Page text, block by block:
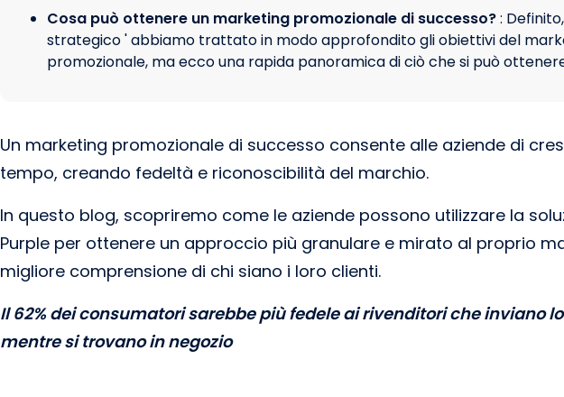
Cosa può ottenere un marketing promozionale di successo?:
strategico ' abbiamo trattato in modo approfondito gli obiettivi del
promozionale, ma ecco una rapida panoramica di ciò che si può
Un marketing promozionale di successo consente alle aziende di
tempo, creando fedeltà e riconoscibilità del marchio.
In questo blog, scopriremo come le aziende possono utilizzare la
Purple per ottenere un approccio più granulare e mirato al proprio
migliore comprensione di chi siano i loro clienti.
Il 62% dei consumatori sarebbe più fedele ai rivenditori che inviano
mentre si trovano in negozio